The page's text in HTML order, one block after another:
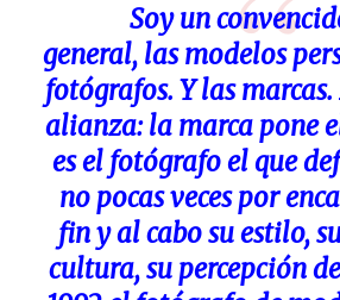
Soy un
general, las modelos
fotógrafos. Y las
alianza: la marca pone
es el fotógrafo el que
no pocas veces por
fin y al cabo su estilo,
cultura, su percepción